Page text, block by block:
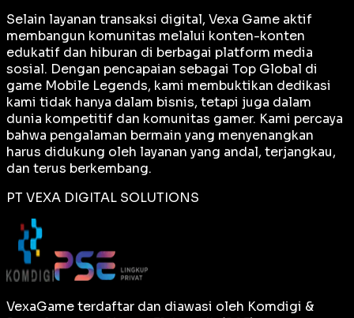
Selain layanan transaksi digital, Vexa Game aktif
membangun komunitas melalui konten-konten
edukatif dan hiburan di berbagai platform media
sosial. Dengan pencapaian sebagai Top Global di
game Mobile Legends, kami membuktikan dedikasi
kami tidak hanya dalam bisnis, tetapi juga dalam
dunia kompetitif dan komunitas gamer. Kami percaya
bahwa pengalaman bermain yang menyenangkan
harus didukung oleh layanan yang andal, terjangkau,
dan terus berkembang.
PT VEXA DIGITAL SOLUTIONS
VexaGame terdaftar dan diawasi oleh Komdigi &